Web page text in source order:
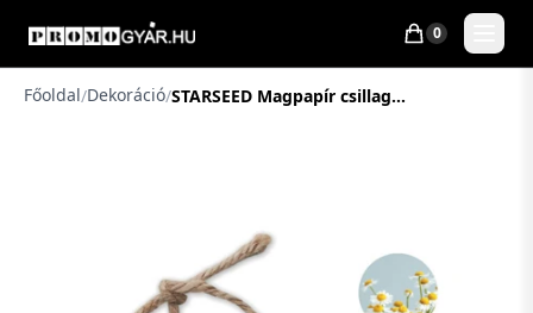
0
Főoldal/Dekoráció/ STARSEED Magpapír csillag karács. dísz